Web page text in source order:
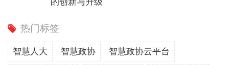
热门标签
智慧人大 智慧政协 智慧政协云平台